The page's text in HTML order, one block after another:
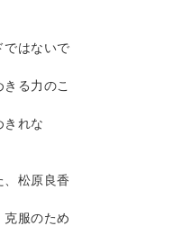
ではないで
る力のこ
きれな
松原良香
服のため